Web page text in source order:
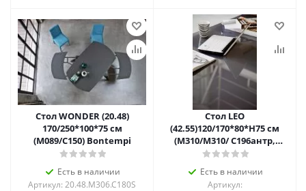
Стол WONDER (20.48)
170/250*100*75 см
(M089/C150) Bontempi
Есть в наличии
Артикул: 20.48.M306.C180S
Стол LEO
(42.55)120/170*80*Н75 см
(М310/M310/ С196антр,
гл.стекло,вст045 антр.)
Есть в наличии
Артикул: